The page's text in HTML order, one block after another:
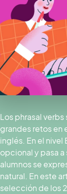
Los phrasal verbs
grandes retos en
inglés. En el nivel
opcional y pasa
alumnos se
natural. En este
selección de los